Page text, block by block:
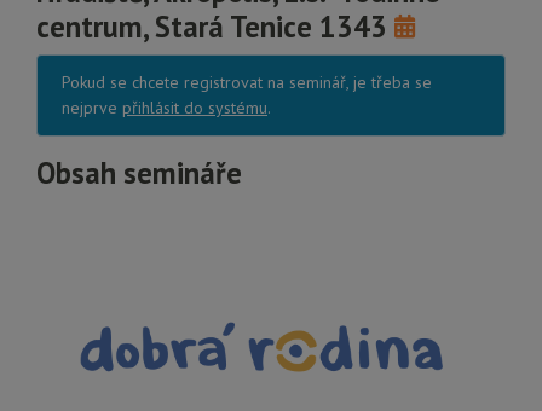
centrum, Stará Tenice 1343
Pokud se chcete registrovat na seminář, je třeba se
nejprve přihlásit do systému.
Obsah semináře